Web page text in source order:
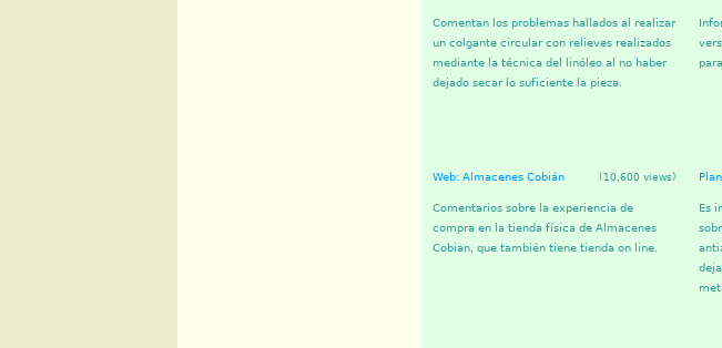
Comentan los problemas hallados al realizar
un colgante circular con relieves realizados
mediante la técnica del linóleo al no haber
dejado secar lo suficiente la pieza.
(10,600 views)
Web: Almacenes Cobián
Comentarios sobre la experiencia de
compra en la tienda física de Almacenes
Cobian, que también tiene tienda on line.
Es